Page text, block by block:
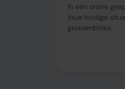
In een online
jouw huidige
groeiambities.